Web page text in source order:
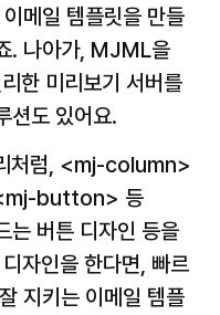
메일 템플릿을 만들
. 나아가, MJML을
한 미리보기 서버를
션도 있어요.
처럼, <mj-column>
button>
는 버튼 디자인 등을
자인을 한다면, 빠르
지키는 이메일 템플